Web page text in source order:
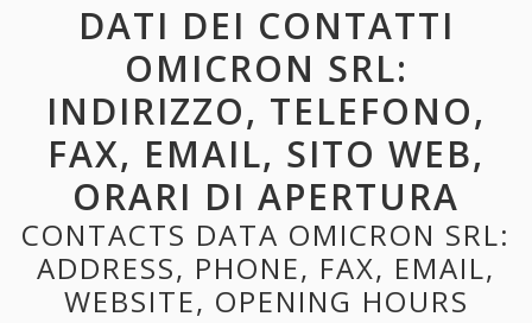
DATI DEI CONTATTI
OMICRON SRL:
INDIRIZZO, TELEFONO,
FAX, EMAIL, SITO WEB,
ORARI DI APERTURA
CONTACTS DATA OMICRON SRL:
ADDRESS, PHONE, FAX, EMAIL,
WEBSITE, OPENING HOURS